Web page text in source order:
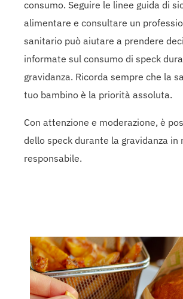
consumo. Seguire le linee guida di
alimentare e consultare un
sanitario può aiutare a prendere
informate sul consumo di speck
gravidanza. Ricorda sempre che la
tuo bambino è la priorità assoluta.
Con attenzione e moderazione, è
dello speck durante la gravidanza in
responsabile.